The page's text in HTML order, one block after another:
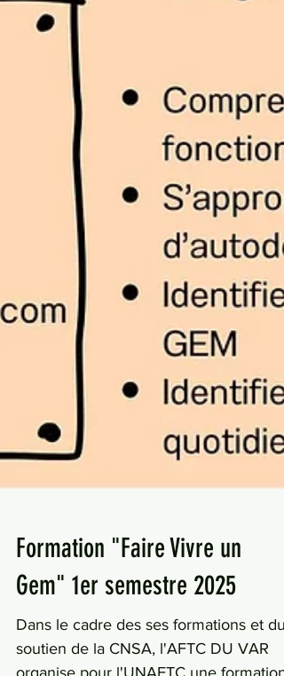
Formation "Faire Vivre un
Gem" 1er semestre 2025